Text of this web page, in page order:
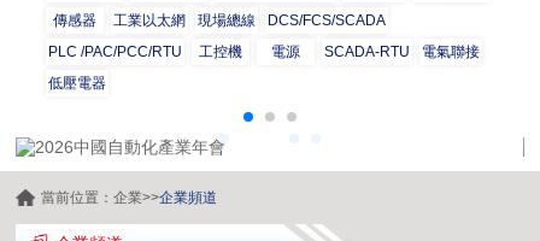
傳感器
工業以太網 現場總線
DCS/FCS/SCADA
PLC /PAC/PCC/RTU
工控機 電源 SCADA-RTU
電氣聯接
低壓電器
當前位置：企業>>企業頻道